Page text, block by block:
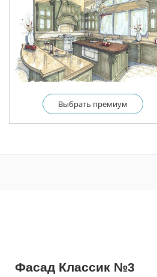
Выбрать премиум
Фасад Классик №3